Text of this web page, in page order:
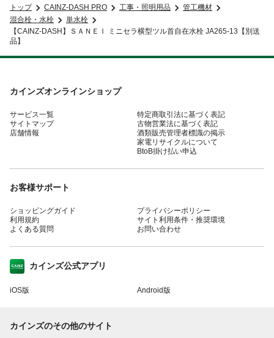
トップ CAINZ-DASH PRO 工事・照明用品
管工機材
混合栓・水栓
単水栓
【CAINZ-DASH】ＳＡＮＥＩ ミニセラ横型ツル首自在水栓 JA265-13【別送
品】
カインズオンラインショップ
サービス一覧
サイトマップ
店舗情報
特定商取引法に基づく表記
古物営業法に基づく表記
酒類販売管理者標識の掲示
家電リサイクルについて
BtoB掛け払い申込
お客様サポート
ショッピングガイド
利用規約
よくある質問
プライバシーポリシー
サイト利用条件・推奨環境
お問い合わせ
カインズ公式アプリ
iOS版 Android版
カインズのその他のサイト